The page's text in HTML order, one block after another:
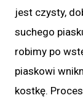
jest czysty,
suchego
robimy po
piaskowi
kostkę.